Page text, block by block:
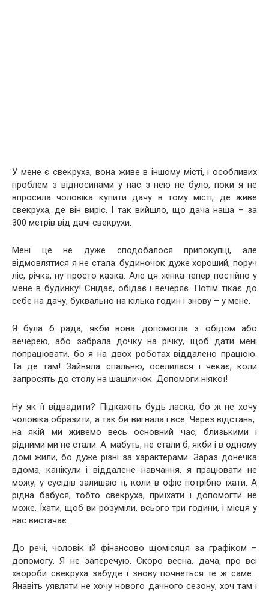
У мене є свекруха, вона живе в іншому місті, і особливих
проблем з відносинами у нас з нею не було, поки я не
впросила чоловіка купити дачу в тому місті, де живе
свекруха, де він виріс. І так вийшло, що дача наша – за
300 метрів від дачі свекрухи.
Мені це не дуже сподобалося припокупці, але
відмовлятися я не стала: будиночок дуже хороший, поруч
ліс, річка, ну просто казка. Але ця жінка тепер постійно у
мене в будинку! Снідає, обідає і вечеряє. Потім тікає до
себе на дачу, буквально на кілька годин і знову – у мене.
Я була б рада, якби вона допомогла з обідом або
вечерею, або забрала дочку на річку, щоб дати мені
попрацювати, бо я на двох роботах віддалено працюю.
Та де там! Зайняла спальню, оселилася і чекає, коли
запросять до столу на шашличок. Допомоги ніякої!
Ну як її відвадити? Підкажіть будь ласка, бо ж не хочу
чоловіка образити, а так би вигнала і все. Через відстань,
на якій ми живемо весь основний час, близькими і
рідними ми не стали. А. мабуть, не стали б, якби і в одному
домі жили, бо дуже різні за характерами. Зараз донечка
вдома, канікули і віддалене навчання, я працювати не
можу, у сусідів залишаю її, коли в офіс потрібно їхати. А
рідна бабуся, тобто свекруха, приїхати і допомогти не
може. Їхати, щоб ви розуміли, всього три години, і місця у
нас вистачає.
До речі, чоловік їй фінансово щомісяця за графіком –
допомогу. Я не заперечую. Скоро весна, дача, про всі
хвороби свекруха забуде і знову почнеться те ж саме…
Янавіть уявляти не хочу нового дачного сезону, хоч там і